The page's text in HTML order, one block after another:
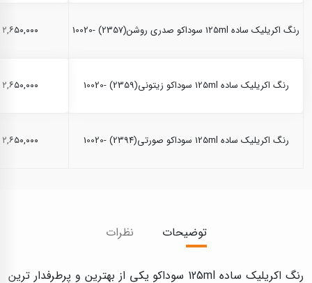
رنگ اکریلیک ساده 125ml سوداکو صدری روشن(2357) -10020 ۲,۶۵۰,۰۰۰ ریال
رنگ اکریلیک ساده 125ml سوداکو زیتونی(2359) -10020 ۲,۶۵۰,۰۰۰ ریال
رنگ اکریلیک ساده 125ml سوداکو صورتی(2394) -10020 ۲,۶۵۰,۰۰۰ ریال
توضیحات نظرات
رنگ اكريليک ساده 125ml سوداكو یکی از بهترین و پرطرفدار ترین